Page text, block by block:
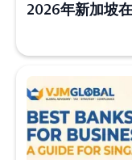
2026年新加坡